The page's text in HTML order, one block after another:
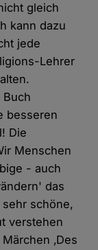
gleich
kann dazu
jede
Lehrer
besseren
Die
Menschen
- auch
das
schöne,
verstehen
‚Des